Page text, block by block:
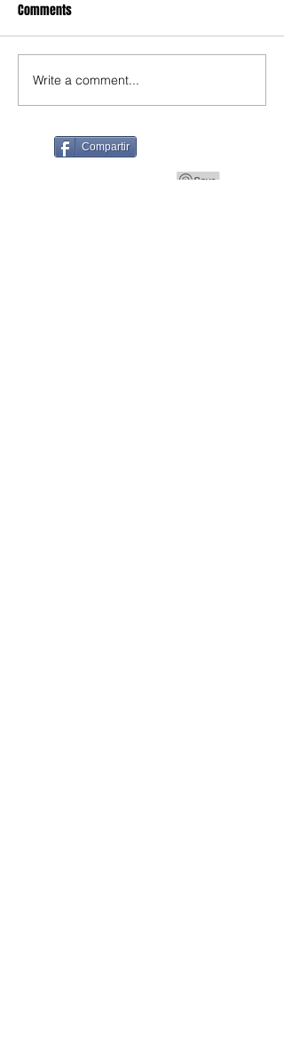
Comments
Write a comment...
Compartir